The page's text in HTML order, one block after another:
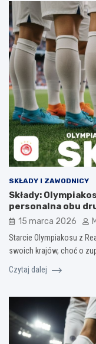
SKŁADY I ZAWODNICY
Składy:
personalna obu
15 marca 2026
Starcie Olympiakosu z
swoich krajów, choć o
Czytaj dalej